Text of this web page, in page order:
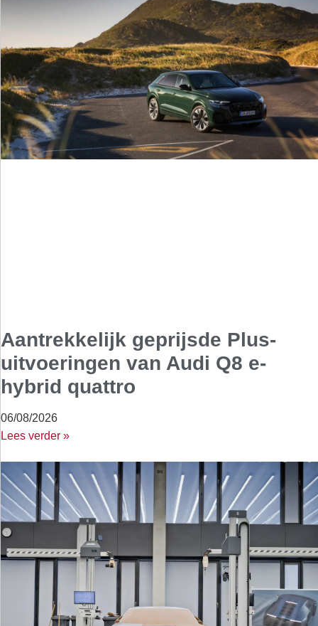
Aantrekkelijk geprijsde Plus-
uitvoeringen van Audi Q8 e-
hybrid quattro
06/08/2026
Lees verder »